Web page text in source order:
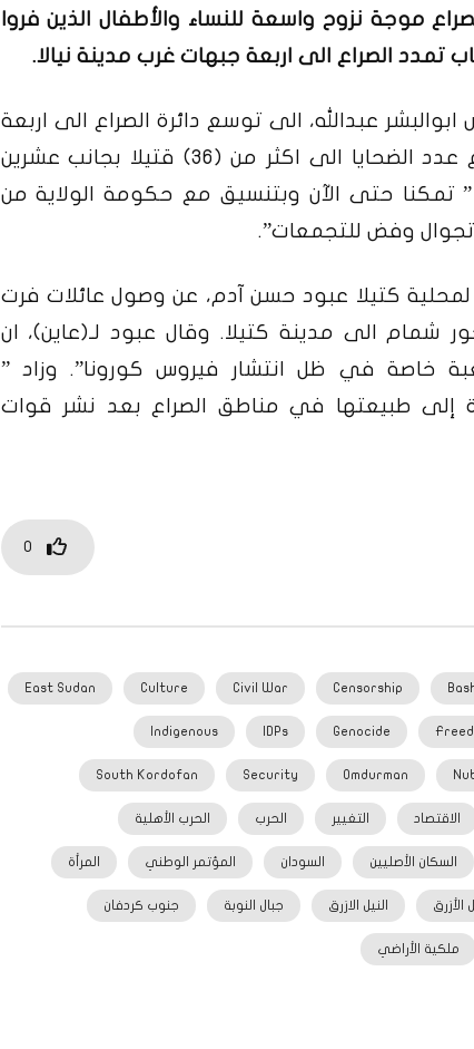
موجة نزوح واسعة للنساء والأطفال الذين فروا
تمدد الصراع الى اربعة جبهات غرب مدينة نيالا.
عبدالله، الى توسع دائرة الصراع الى اربعة
مناطق الامر الذي ادى إلى ارتفاع عدد الضحايا الى اكثر من (٣٦) قتيلا بجانب عشرين
” تمكنا حتى الآن وبتنسيق مع حكومة الولاية من
وفض للتجمعات”.
كتيلا عبود حسن آدم، عن وصول عائلات فرت
الى مدينة كتيلا. وقال عبود لـ(عاين)، ان
خاصة في ظل انتشار فيروس كورونا”. وزاد ”
إلى طبيعتها في مناطق الصراع بعد نشر قوات
0
Censorship
Civil War
Culture
East Sudan
Genocide
IDPs
Indigenous
Omdurman
Security
South Kordofan
الاقتصاد التغيير الحرب الحرب الأهلية
السكان الأصليين السودان المؤتمر الوطني المرأة
الأزرق النيل الازرق جبال النوبة جنوب كردفان
ملكية الأراضي